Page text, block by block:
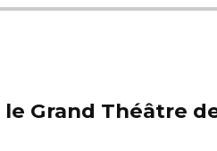
Grand Théâtre